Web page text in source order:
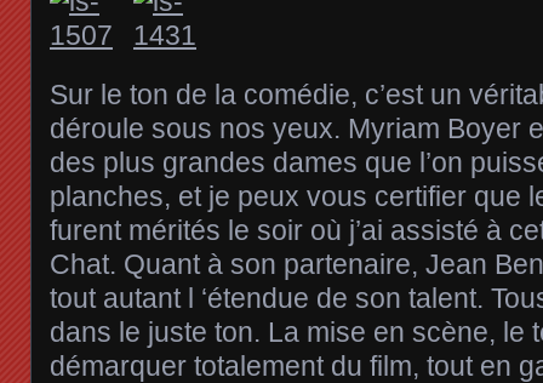
Sur le ton de la comédie, c’est un
déroule sous nos yeux. Myriam Boyer
des plus grandes dames que l’on
planches, et je peux vous certifier que
furent mérités le soir où j’ai assisté à
Chat. Quant à son partenaire, Jean
tout autant l ‘étendue de son talent.
dans le juste ton. La mise en scène, le
démarquer totalement du film, tout en